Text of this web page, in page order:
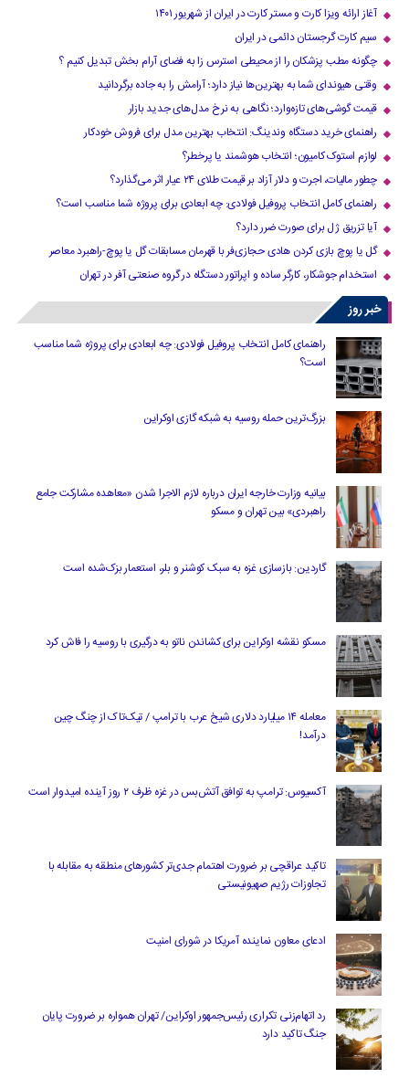
آغاز ارائه ویزا کارت و مستر کارت در ایران از شهریور ۱۴۰۱
سیم کارت گرجستان دائمی در ایران
چگونه مطب پزشکان را از محیطی استرس زا به فضای آرام بخش تبدیل کنیم ؟
وقتی هیوندای شما به بهترین‌ها نیاز دارد؛ آرامش را به جاده برگردانید
قیمت گوشی‌های تازه‌وارد؛ نگاهی به نرخ مدل‌های جدید بازار
راهنمای خرید دستگاه وندینگ: انتخاب بهترین مدل برای فروش خودکار
لوازم استوک کامیون؛ انتخاب هوشمند یا پرخطر؟
چطور مالیات، اجرت و دلار آزاد بر قیمت طلای ۲۴ عیار اثر می‌گذارد؟
راهنمای کامل انتخاب پروفیل فولادی: چه ابعادی برای پروژه شما مناسب است؟
آیا تزریق ژل برای صورت ضرر دارد​؟
گل یا پوچ بازی کردن هادی حجازی‌فر با قهرمان مسابقات گل یا پوچ-راهبرد معاصر
استخدام جوشکار، کارگر ساده و اپراتور دستگاه در گروه صنعتی آفر در تهران
خبر روز
راهنمای کامل انتخاب پروفیل فولادی: چه ابعادی برای پروژه شما مناسب
است؟
بزرگ‌ترین حمله روسیه به شبکه گازی اوکراین
بیانیه وزارت خارجه ایران درباره لازم‌ الاجرا شدن «معاهده مشارکت جامع
راهبردی» بین تهران و مسکو
گاردین: بازسازی غزه به سبک کوشنر و بلر، استعمار بزک‌شده است
مسکو نقشه اوکراین برای کشاندن ناتو به درگیری با روسیه را فاش کرد
معامله ۱۴ میلیارد دلاری شیخ عرب با ترامپ / تیک‌تاک از چنگ چین
درآمد!
آکسیوس: ترامپ به توافق آتش‌بس در غزه ظرف ۲ روز آینده امیدوار است
تاکید عراقچی بر ضرورت اهتمام جدی‌تر کشورهای منطقه به مقابله با
تجاوزات رژیم صهیونیستی
ادعای معاون نماینده آمریکا در شورای امنیت
رد اتهام‌زنی تکراری رئیس‌جمهور اوکراین/ تهران همواره بر ضرورت پایان
جنگ تاکید دارد